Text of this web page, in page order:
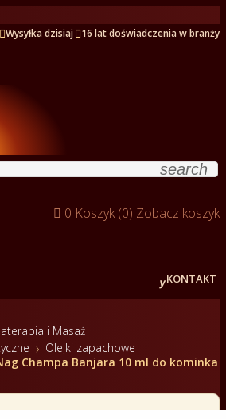
Wysyłka dzisiaj 16 lat doświadczenia w branży
search
 0 Koszyk (0) Zobacz koszyk
KONTAKT
i Masaż
Olejki zapachowe
Champa Banjara 10 ml do kominka